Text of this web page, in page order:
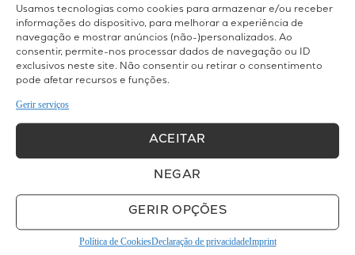
Usamos tecnologias como cookies para armazenar e/ou receber
informações do dispositivo, para melhorar a experiência de
navegação e mostrar anúncios (não-)personalizados. Ao
consentir, permite-nos processar dados de navegação ou ID
exclusivos neste site. Não consentir ou retirar o consentimento
pode afetar recursos e funções.
Gerir serviços
ACEITAR
NEGAR
GERIR OPÇÕES
Política de CookiesDeclaração de privacidadeImprint
resultados! Mas logo descobri as maravilhas... ler
mais
Catarina Névoa
há 5 meses
Frequento esta clínica e não
o primeiro dia, fui sempre recebida com
Graça Corte-Real
há 5 meses
O espaço é muito cuidado e
limpo e as funcionárias são muito simpáticas. Eu
e o me marido temos  realizado diversos
mais